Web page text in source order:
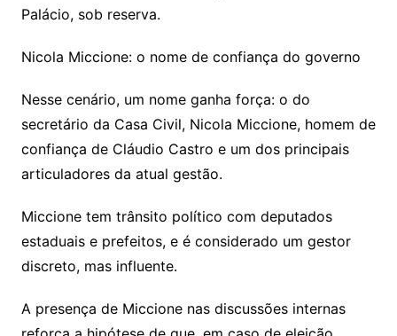
Palácio, sob reserva.
Nicola Miccione: o nome de confiança do governo
Nesse cenário, um nome ganha força: o do
secretário da Casa Civil, Nicola Miccione, homem de
confiança de Cláudio Castro e um dos principais
articuladores da atual gestão.
Miccione tem trânsito político com deputados
estaduais e prefeitos, e é considerado um gestor
discreto, mas influente.
A presença de Miccione nas discussões internas